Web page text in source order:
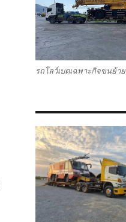
รถโลว์เบดเฉพาะกิจขนย้า